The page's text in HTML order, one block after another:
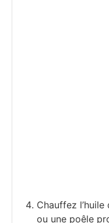
Chauffez
ou une poêle